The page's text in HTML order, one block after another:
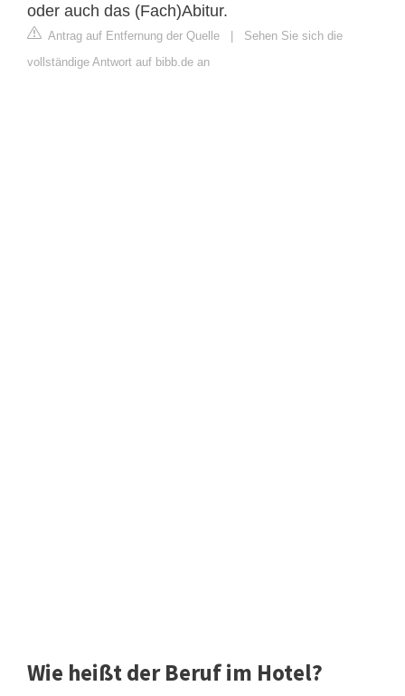
oder auch das (Fach)Abitur.
Antrag auf Entfernung der Quelle | Sehen Sie sich die
vollständige Antwort auf bibb.de an
Wie heißt der Beruf im Hotel?